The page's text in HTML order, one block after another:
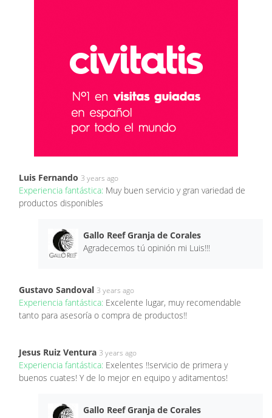
Luis Fernando 3 years ago
Experiencia fantástica: Muy buen servicio y gran variedad de
productos disponibles
Gallo Reef Granja de Corales
Agradecemos tú opinión mi Luis!!!
Gustavo Sandoval 3 years ago
Experiencia fantástica: Excelente lugar, muy recomendable
tanto para asesoría o compra de productos!!
Jesus Ruiz Ventura 3 years ago
Experiencia fantástica: Exelentes !!servicio de primera y
buenos cuates! Y de lo mejor en equipo y aditamentos!
Gallo Reef Granja de Corales